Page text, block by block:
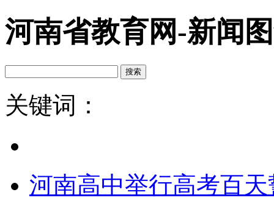
河南省教育网-新闻
关键词：
河南高中举行高考百